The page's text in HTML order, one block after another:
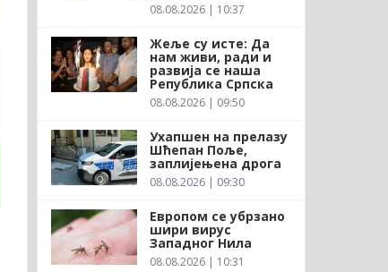
08.08.2026 | 10:37
Жеље су исте: Да
нам живи, ради и
развија се наша
Република Српска
08.08.2026 | 09:50
Ухапшен на прелазу
Шћепан Поље,
заплијењена дрога
08.08.2026 | 09:30
Европом се убрзано
шири вирус
Западног Нила
08.08.2026 | 10:31